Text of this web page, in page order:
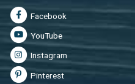
Fa­cebook
You­Tu­be
In­st­agram
Pin­te­rest